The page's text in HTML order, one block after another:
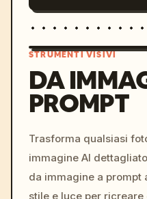
STRUMENTI VISIVI
DA
PROMPT
Trasforma qualsiasi
immagine AI
da immagine a prompt
stile e luce per ricreare